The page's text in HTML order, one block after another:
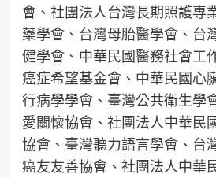
會、社團法人台灣長期照護專
藥學會、台灣母胎醫學會、台
健學會、中華民國醫務社會工
癌症希望基金會、中華民國心
行病學學會、臺灣公共衛生學
愛關懷協會、社團法人中華民
協會、臺灣聽力語言學會、台
癌友友善協會、社團法人中華